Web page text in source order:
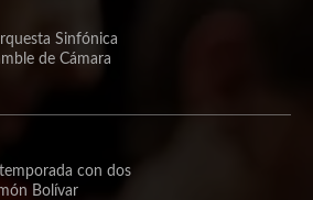
Sinfónica
de Cámara
con dos
Bolívar